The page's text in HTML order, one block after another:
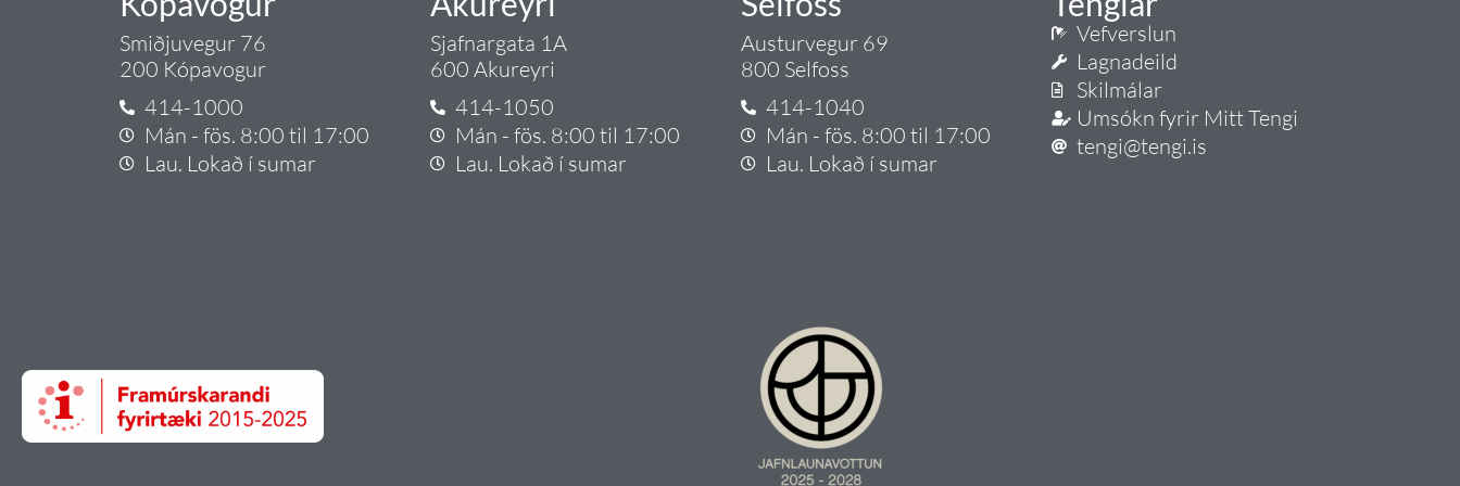
Smiðjuvegur 76
200 Kópavogur
414-1000
Mán - fös. 8:00 til 17:00
Lau. Lokað í sumar
Sjafnargata 1A
600 Akureyri
414-1050
Mán - fös. 8:00 til 17:00
Lau. Lokað í sumar
Austurvegur 69
800 Selfoss
414-1040
Mán - fös. 8:00 til 17:00
Lau. Lokað í sumar
Vefverslun
Lagnadeild
Skilmálar
Umsókn fyrir Mitt Tengi
tengi@tengi.is